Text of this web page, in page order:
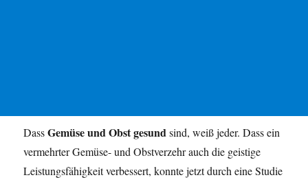
DassGemüse und Obst gesundsind, weiß jeder. Dass ein
vermehrter Gemüse- und Obstverzehr auch die geistige
Leistungsfähigkeit verbessert, konnte jetzt durch eine Studie